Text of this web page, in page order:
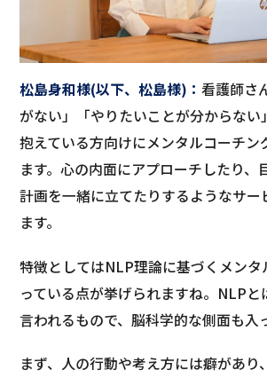
松島身和様(以下、松島様)：看護師さ
がない」「やりたいことが分からない
抱えている方向けにメンタルコーチン
ます。心の内面にアプローチしたり、
計画を一緒に立てたりするようなサー
ます。
特徴としてはNLP理論に基づくメン
っている点が挙げられますね。NLPと
言われるもので、脳科学的な側面も入
まず、人の行動や考え方には癖があり